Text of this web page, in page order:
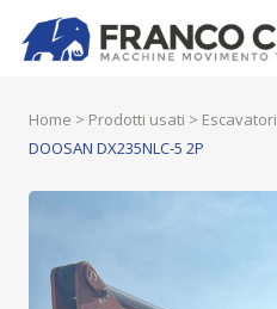
Home > Prodotti usati > Escavatori
DOOSAN DX235NLC-5 2P